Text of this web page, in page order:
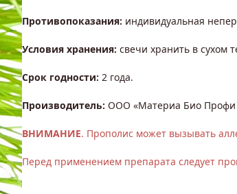
Противопоказания: индивидуальная
Условия хранения: свечи хранить в сухом
Срок годности: 2 года.
Производитель: ООО «Материа Био Профи
ВНИМАНИЕ. Прополис может вызывать
Перед применением препарата следует